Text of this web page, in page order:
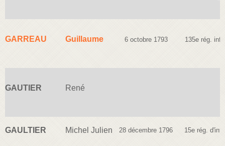
GARREAU Guillaume 6 octobre 1793 135e rég.
GAUTIER René
GAULTIER Michel Julien 28 décembre 1796 15e rég.